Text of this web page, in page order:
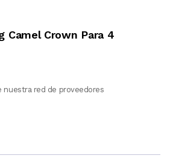
Camel Crown Para 4
nuestra red de proveedores